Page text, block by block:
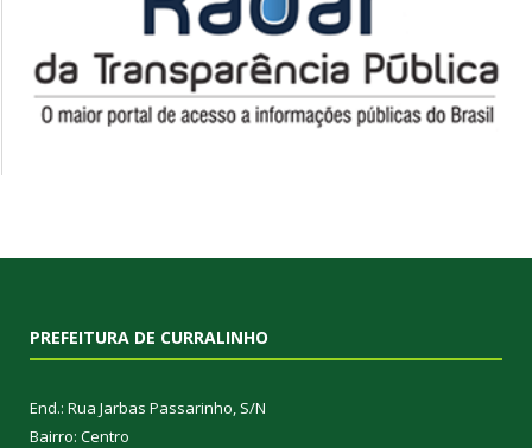
PREFEITURA DE CURRALINHO
End.: Rua Jarbas Passarinho, S/N
Bairro: Centro